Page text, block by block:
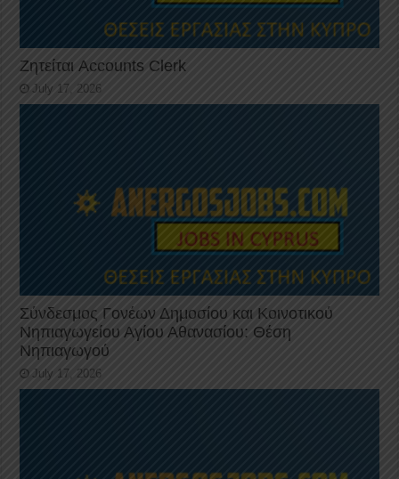
Ζητείται Accounts Clerk
July 17, 2026
Σύνδεσμος Γονέων Δημοσίου και Κοινοτικού
Νηπιαγωγείου Αγίου Αθανασίου: Θέση
Νηπιαγωγού
July 17, 2026